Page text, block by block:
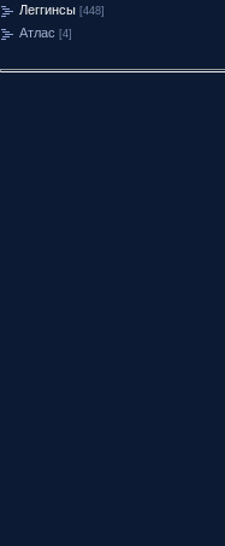
Леггинсы [448]
Атлас [4]